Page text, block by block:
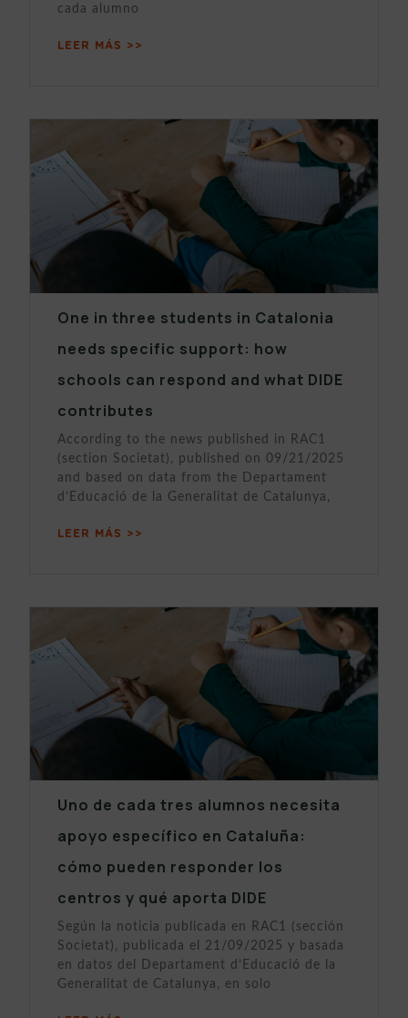
cada alumno
LEER MÁS >>
One in three students in Catalonia
needs specific support: how
schools can respond and what DIDE
contributes
According to the news published in RAC1
(section Societat), published on 09/21/2025
and based on data from the Departament
d’Educació de la Generalitat de Catalunya,
LEER MÁS >>
Uno de cada tres alumnos necesita
apoyo específico en Cataluña:
cómo pueden responder los
centros y qué aporta DIDE
Según la noticia publicada en RAC1 (sección
Societat), publicada el 21/09/2025 y basada
en datos del Departament d’Educació de la
Generalitat de Catalunya, en solo